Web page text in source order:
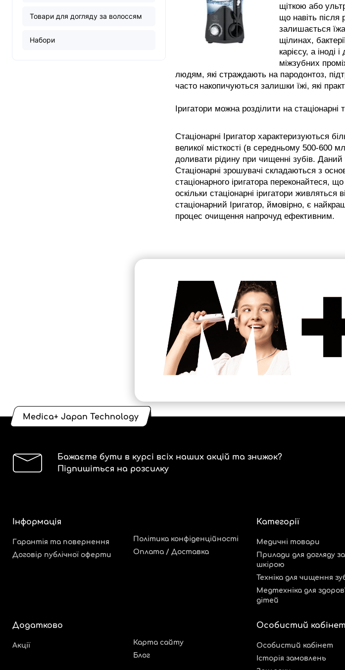
Товари для догляду за волоссям
Набори
щіткою або
що навіть після
залишається
щілинах,
карієсу, а іноді
міжзубних
людям, які страждають на пародонтоз,
часто накопичуються залишки їжі, які
Іригатори можна розділити на стаціонарні
Cтаціонарні Іригатор характеризуються
великої місткості (в середньому 500-600
доливати рідину при чищенні зубів. Даний
Стаціонарні зрошувачі складаються з
стаціонарного іригатора переконайтеся,
оскільки стаціонарні іригатори
стаціонарний Іригатор, ймовірно, є
процес очищення напрочуд ефективним.
Medica+ Japan Technology
Бажаєте бути в курсі всіх наших акцій та знижок?
Підпишіться на розсилку
Інформація
Гарантія та повернення
Договір публічної оферти
Політика конфіденційності
Оплата / Доставка
Категорії
Медичні товари
Прилади для догляду за
шкірою
Техніка для чищення
Медтехніка для
дітей
Додатково
Акції
Карта сайту
Блог
Особистий кабінет
Особистий кабінет
Історія замовлень